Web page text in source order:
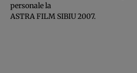
personale la
ASTRA FILM SIBIU 2007.